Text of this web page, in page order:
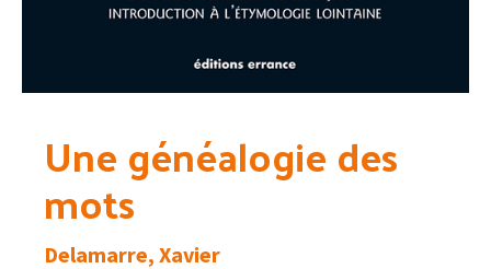
Une généalogie des
mots
Delamarre, Xavier